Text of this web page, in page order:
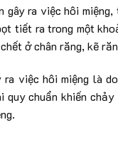
gây ra việc hôi
tiết ra trong một
ở chân răng, kẽ
ra việc hôi miệng là
quy chuẩn khiến